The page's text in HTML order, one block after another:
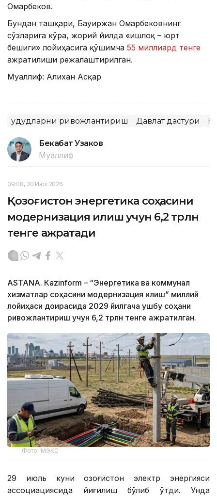
Омарбеков.
Бундан ташқари, Бауиржан Омарбековнинг
сўзларига кўра, жорий йилда «Қишлоқ – юрт
бешиги» лойиҳасига қўшимча 55 миллиард тенге
ажратилиши режалаштирилган.
Муаллиф: Алихан Асқар
Ҳудудларни ривожлантириш Давлат дастури
Бекабат Узаков
Муаллиф
09:08, 30 Июл 2026
Қозоғистон энергетика соҳасини
модернизация қилиш учун 6,2 трлн
тенге ажратади
ASTANА. Кazinform – “Энергетика ва коммунал
хизматлар соҳасини модернизация қилиш” миллий
лойиҳаси доирасида 2029 йилгача ушбу соҳани
ривожлантириш учун 6,2 трлн тенге ажратилган.
Фото: МЭКС
29 июль куни Қозоғистон электр энергияси
ассоциациясида йиғилиш бўлиб ўтди. Унда